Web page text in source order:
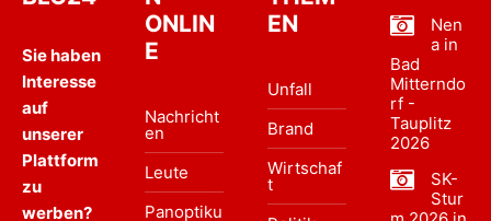
Sie haben
Interesse
auf
unserer
Plattform
zu
werben?
ONLIN
E
Nachricht
en
Leute
Panoptiku
EN
Unfall
Brand
Wirtschaf
t
Nen
a in
Bad
Mitterndo
rf -
Tauplitz
2026
SK-
Stur